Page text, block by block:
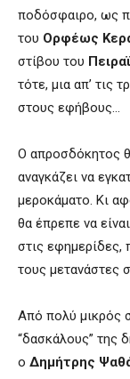
ποδόσφαιρο, ως
του Ορφέως
στίβου του
τότε, μια απ’ τις
στους εφήβους…
Ο απροσδόκητος
αναγκάζει να
μεροκάματο. Κι
θα έπρεπε να
στις εφημερίδες,
τους μετανάστες
Από πολύ μικρός
“δασκάλους” της
ο Δημήτρης